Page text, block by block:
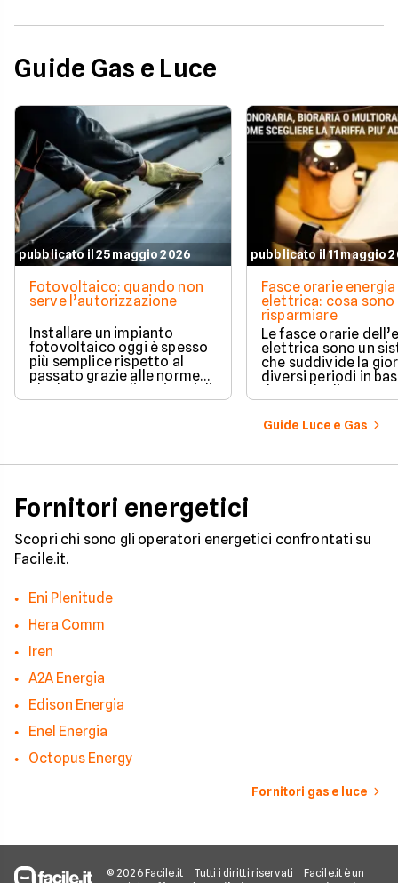
Guide Gas e Luce
pubblicato il 25 maggio 2026
Fotovoltaico: quando non
serve l’autorizzazione
Installare un impianto
fotovoltaico oggi è spesso
più semplice rispetto al
passato grazie alle norme
edilizia libera.
pubblicato il 11 maggio
Fasce orarie energia
elettrica: cosa sono
risparmiare
Le fasce orarie
elettrica sono un
che suddivide la
diversi periodi in
Guide Luce e Gas
Fornitori energetici
Scopri chi sono gli operatori energetici confrontati su
Facile.it.
Eni Plenitude
Hera Comm
Iren
A2A Energia
Edison Energia
Enel Energia
Octopus Energy
Fornitori gas e luce
© 2026 Facile.it Tutti i diritti riservati
Facile.it è un